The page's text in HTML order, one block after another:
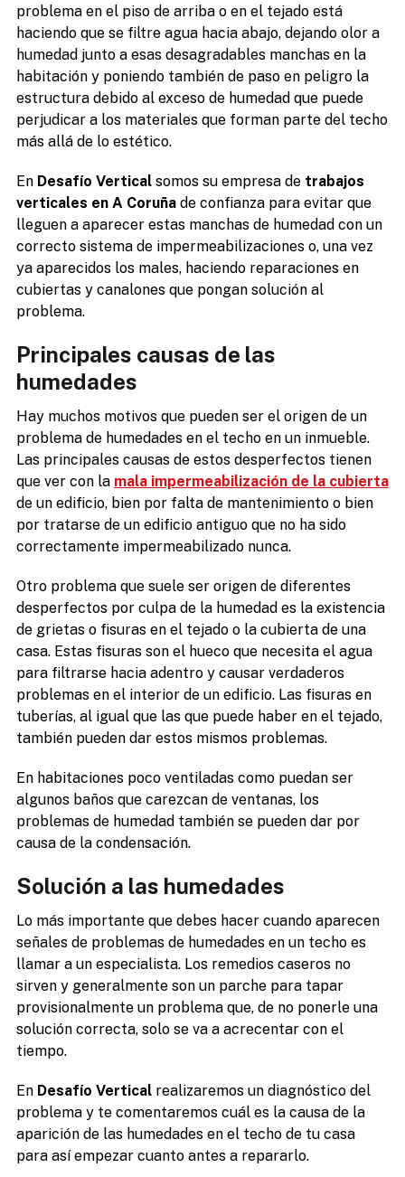
problema en el piso de arriba o en el tejado está
haciendo que se filtre agua hacia abajo, dejando olor a
humedad junto a esas desagradables manchas en la
habitación y poniendo también de paso en peligro la
estructura debido al exceso de humedad que puede
perjudicar a los materiales que forman parte del techo
más allá de lo estético.
En Desafío Verticalsomos su empresa de trabajos
verticales en A Coruñade confianza para evitar que
lleguen a aparecer estas manchas de humedad con un
correcto sistema de impermeabilizaciones o, una vez
ya aparecidos los males, haciendo reparaciones en
cubiertas y canalones que pongan solución al
problema.
Principales causas de las
humedades
Hay muchos motivos que pueden ser el origen de un
problema de humedades en el techo en un inmueble.
Las principales causas de estos desperfectos tienen
que ver con la mala impermeabilización de la cubierta
de un edificio, bien por falta de mantenimiento o bien
por tratarse de un edificio antiguo que no ha sido
correctamente impermeabilizado nunca.
Otro problema que suele ser origen de diferentes
desperfectos por culpa de la humedad es la existencia
de grietas o fisuras en el tejado o la cubierta de una
casa. Estas fisuras son el hueco que necesita el agua
para filtrarse hacia adentro y causar verdaderos
problemas en el interior de un edificio. Las fisuras en
tuberías, al igual que las que puede haber en el tejado,
también pueden dar estos mismos problemas.
En habitaciones poco ventiladas como puedan ser
algunos baños que carezcan de ventanas, los
problemas de humedad también se pueden dar por
causa de la condensación.
Solución a las humedades
Lo más importante que debes hacer cuando aparecen
señales de problemas de humedades en un techo es
llamar a un especialista. Los remedios caseros no
sirven y generalmente son un parche para tapar
provisionalmente un problema que, de no ponerle una
solución correcta, solo se va a acrecentar con el
tiempo.
En Desafío Vertical realizaremos un diagnóstico del
problema y te comentaremos cuál es la causa de la
aparición de las humedades en el techo de tu casa
para así empezar cuanto antes a repararlo.